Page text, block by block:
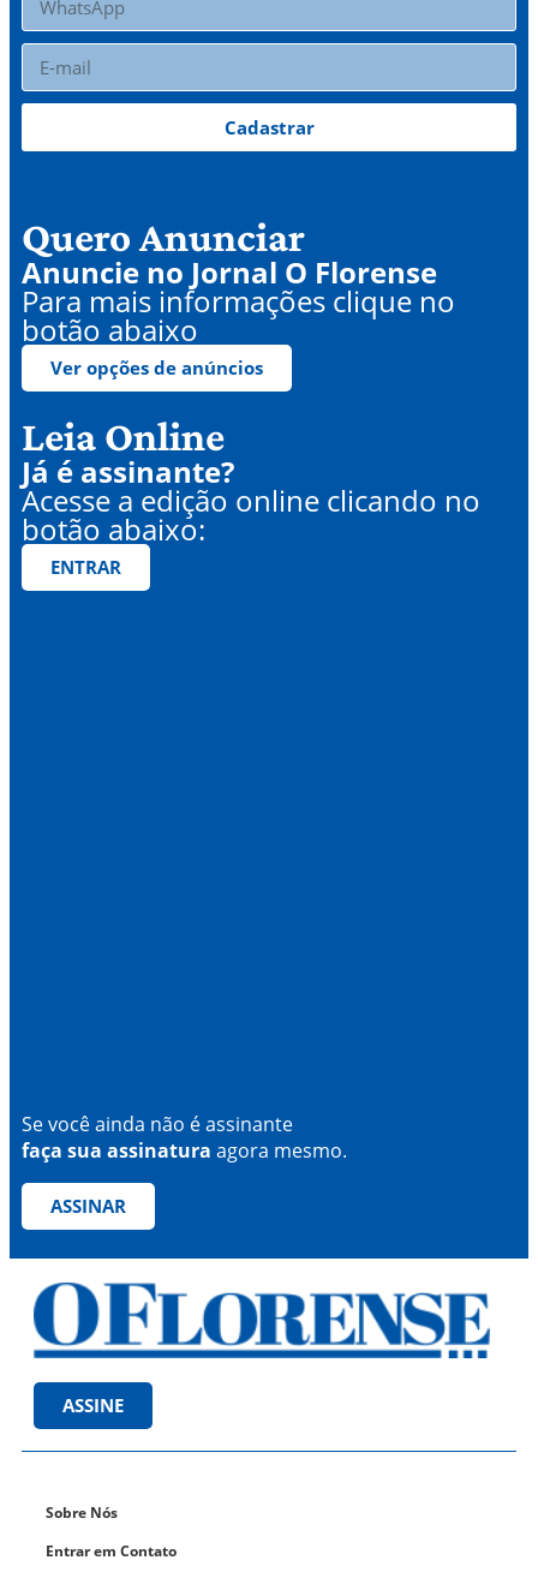
Cadastrar
Quero Anunciar
Anuncie no Jornal O Florense
Para mais informações clique no
botão abaixo
Ver opções de anúncios
Leia Online
Já é assinante?
Acesse a edição online clicando no
botão abaixo:
ENTRAR
Se você ainda não é assinante
faça sua assinatura agora mesmo.
ASSINAR
ASSINE
Sobre Nós
Entrar em Contato